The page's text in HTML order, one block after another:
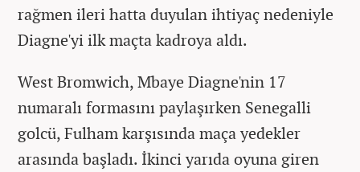
rağmen ileri hatta duyulan ihtiyaç nedeniyle
Diagne'yi ilk maçta kadroya aldı.
West Bromwich, Mbaye Diagne'nin 17
numaralı formasını paylaşırken Senegalli
golcü, Fulham karşısında maça yedekler
arasında başladı. İkinci yarıda oyuna giren